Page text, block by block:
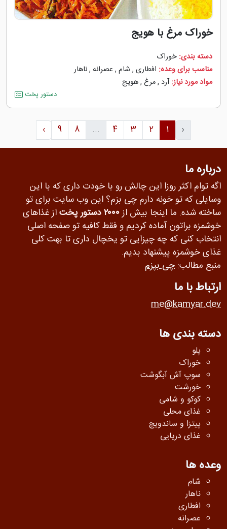
خوراک مرغ با هویج
دسته بندی: خوراک
مناسب برای وعده: افطاری , شام , عصرانه ,ناهار
مواد مورد نیاز: آرد ,مرغ ,هویج
دستور پخت
‹
1
2
3
4
...
8
9
›
درباره ما
اگه توام اکثر روزا این چالش رو با خودت داری که با این
وسایلی که تو خونه دارم چی بزم؟ این وب سایت برای تو
ساخته شده. ما اینجا بیش از۲۰۰۰ دستور پخت
از غذاهای
خوشمزه براتون آماده کردیم و فقط کافیه تو صفحه اصلی
انتخاب کنی که چه چیزایی تو یخچال داری تا بهت کلی
غذای خوشمزه پیشنهاد بدیم.
منبع مطالب: چی بپزم
ارتباط با ما
me@kamyar.dev
دسته بندی ها
پلو
خوراک
سوپ آش آبگوشت
خورشت
کوکو و شامی
غذای محلی
پیتزا و ساندویچ
غذای دریایی
وعده ها
شام
ناهار
افطاری
عصرانه